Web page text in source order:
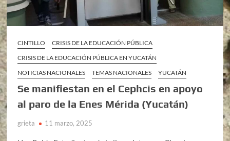
CINTILLO
CRISIS DE LA EDUCACIÓN PÚBLICA
CRISIS DE LA EDUCACIÓN PÚBLICA EN YUCATÁN
NOTICIAS NACIONALES
TEMAS NACIONALES YUCATÁN
Se manifiestan en el Cephcis en apoyo
al paro de la Enes Mérida (Yucatán)
grieta 11 marzo, 2025